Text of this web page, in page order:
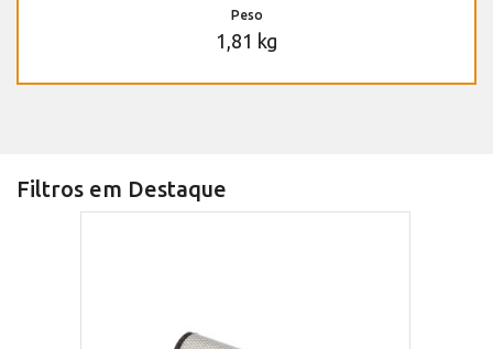
Peso
1,81 kg
Filtros em Destaque